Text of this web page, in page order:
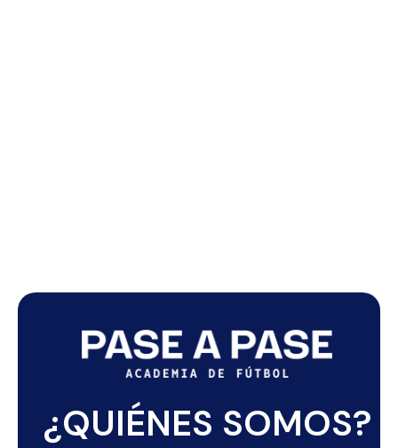
¿QUIÉNES SOMOS?